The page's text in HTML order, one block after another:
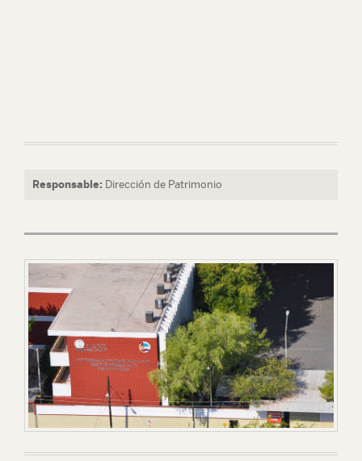
Responsable: Dirección de Patrimonio